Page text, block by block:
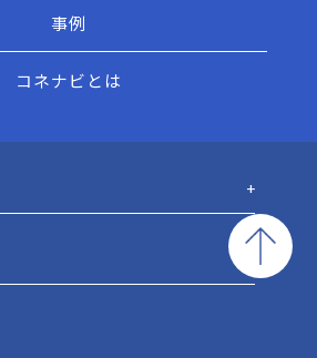
事例
コネナビとは